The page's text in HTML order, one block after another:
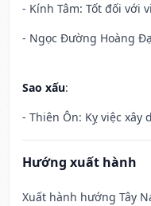
- Kính Tâm: Tốt đối với
- Ngọc Đường Hoàng
Sao xấu:
- Thiên Ôn: Kỵ việc xây
Hướng xuất hành
Xuất hành hướng Tây